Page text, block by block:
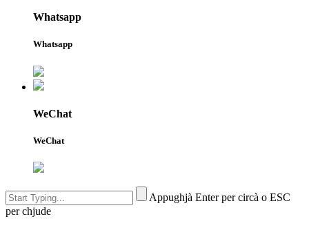
Whatsapp
Whatsapp
WeChat
WeChat
Appughjà Enter per circà o ESC
per chjude